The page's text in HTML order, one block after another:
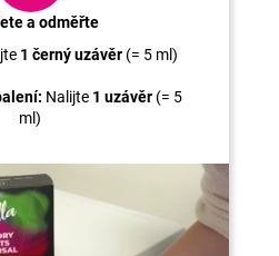
a odměřte
1 černý uzávěr (= 5 ml)
Nalijte 1 uzávěr(= 5
ml)